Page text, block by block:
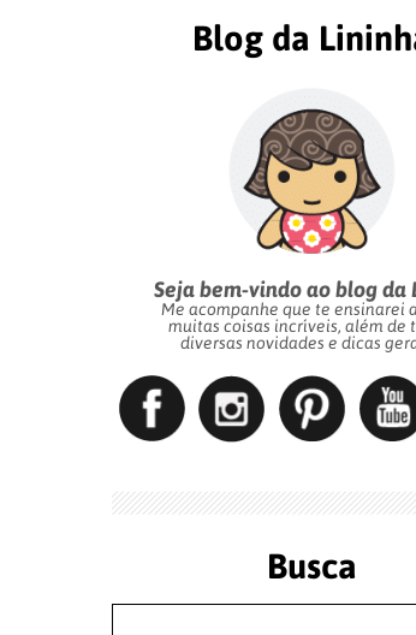
Blog da
Seja bem-vindo ao blog da
Me acompanhe que te ensinarei
muitas coisas incríveis, além de
diversas novidades e dicas
Busca